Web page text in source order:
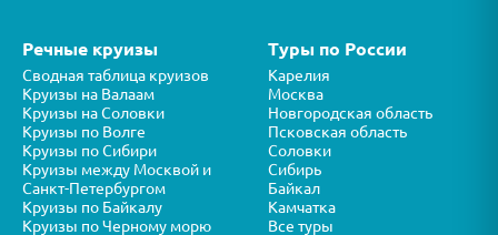
Речные круизы
Сводная таблица круизов
Круизы на Валаам
Круизы на Соловки
Круизы по Волге
Круизы по Сибири
Круизы между Москвой и
Санкт-Петербургом
Круизы по Байкалу
Круизы по Черному морю
Туры по России
Карелия
Москва
Новгородская область
Псковская область
Соловки
Сибирь
Байкал
Камчатка
Все туры